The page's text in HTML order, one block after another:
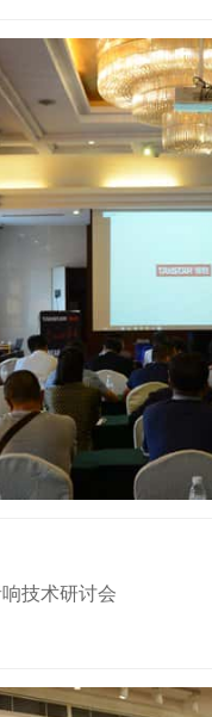
技术研讨会